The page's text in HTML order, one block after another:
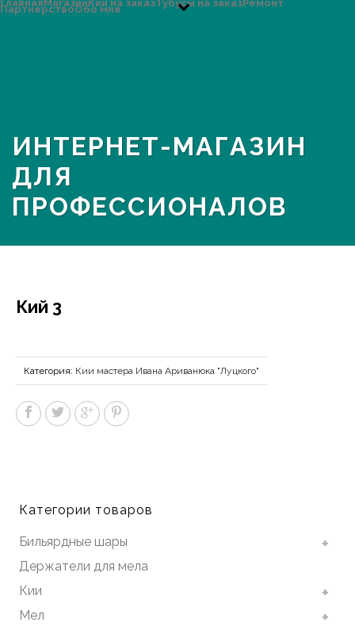
Главная МагазинКии на заказТубусы на заказРемонт
ПартнерствоОбо мне
ИНТЕРНЕТ-МАГАЗИН
ДЛЯ
ПРОФЕССИОНАЛОВ
Кий 3
Категория: Кии мастера Ивана Ариванюка "Луцкого"
Категории товаров
Бильярдные шары
Держатели для мела
Кии
Мел